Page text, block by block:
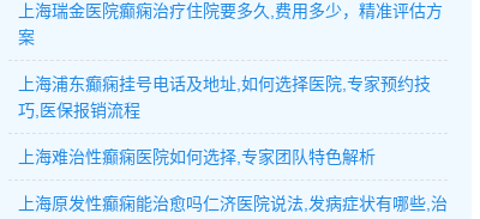
上海瑞金医院癫痫治疗住院要多久,费用多少，精准评估方
案
上海浦东癫痫挂号电话及地址,如何选择医院,专家预约技
巧,医保报销流程
上海难治性癫痫医院如何选择,专家团队特色解析
上海原发性癫痫能治愈吗仁济医院说法,发病症状有哪些,治